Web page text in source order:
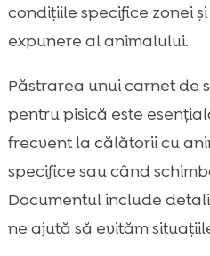
condițiile specifice zonei
expunere al animalului.
Păstrarea unui carnet de
pentru pisică este
frecvent la călătorii cu
specifice sau când
Documentul include
ne ajută să evităm